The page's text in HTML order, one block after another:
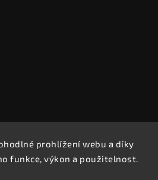
prohlížení webu a díky
funkce, výkon a použitelnost.
. Všechna práva vyhrazena.
nastavení cookies